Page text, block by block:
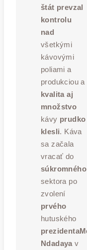
štát prevzal
kontrolu
nad
všetkými
kávovými
poliami a
produkciou a
kvalita aj
množstvo
kávy prudko
klesli. Káva
sa začala
vracať do
súkromného
sektora po
zvolení
prvého
hutuského
prezidenta
Ndadaya v